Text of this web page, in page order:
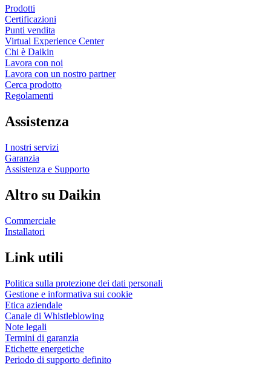
Prodotti
Certificazioni
Punti vendita
Virtual Experience Center
Chi è Daikin
Lavora con noi
Lavora con un nostro partner
Cerca prodotto
Regolamenti
Assistenza
I nostri servizi
Garanzia
Assistenza e Supporto
Altro su Daikin
Commerciale
Installatori
Link utili
Politica sulla protezione dei dati personali
Gestione e informativa sui cookie
Etica aziendale
Canale di Whistleblowing
Note legali
Termini di garanzia
Etichette energetiche
Periodo di supporto definito